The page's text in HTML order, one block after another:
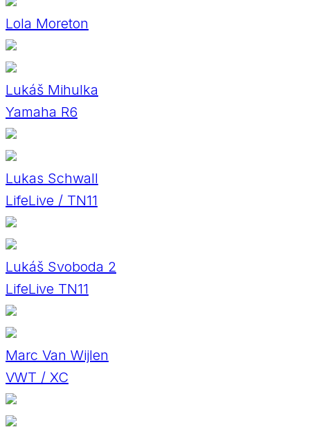
Lola Moreton
Lukáš Mihulka
Yamaha R6
Lukas Schwall
LifeLive / TN11
Lukáš Svoboda 2
LifeLive TN11
Marc Van Wijlen
VWT / XC